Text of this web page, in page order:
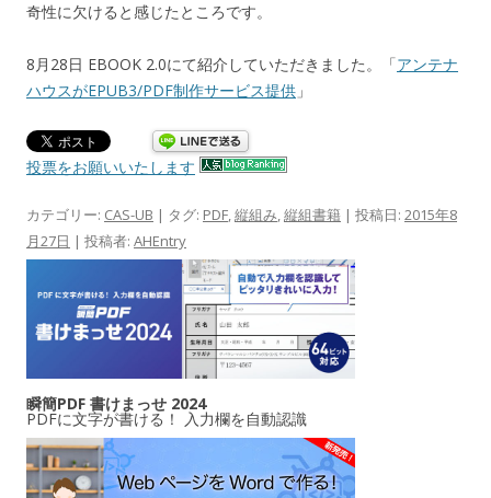
奇性に欠けると感じたところです。
8月28日 EBOOK 2.0にて紹介していただきました。「アンテナ
ハウスがEPUB3/PDF制作サービス提供 」
投票をお願いいたします
カテゴリー: CAS-UB | タグ: PDF,縦組み,縦組書籍 | 投稿日: 2015年8
月27日 | 投稿者: AHEntry
瞬簡PDF 書けまっせ 2024
PDFに文字が書ける！ 入力欄を自動認識